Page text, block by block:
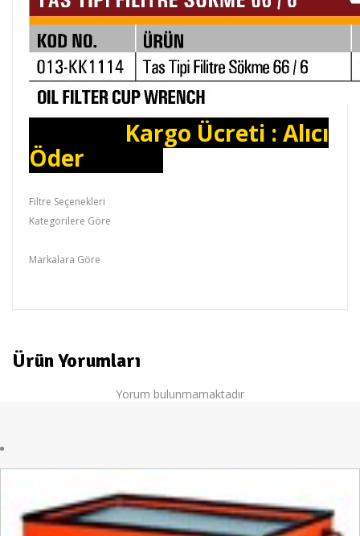
Kargo Ücreti : Alıcı
Öder
Filtre Seçenekleri
Kategorilere Göre
Markalara Göre
Ürün Yorumları
Yorum bulunmamaktadır